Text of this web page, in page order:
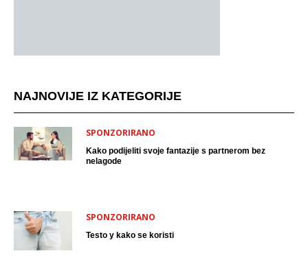
NAJNOVIJE IZ KATEGORIJE
SPONZORIRANO
Kako podijeliti svoje fantazije s partnerom bez
nelagode
SPONZORIRANO
Testo y kako se koristi